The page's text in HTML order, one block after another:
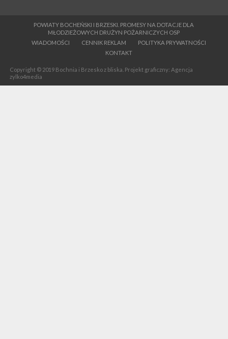
POWIATY BOCHEŃSKI I BRZESKI. PROMESY NA DOTACJE DLA
MŁODZIEŻOWYCH DRUŻYN POŻARNICZYCH OSP
WIADOMOŚCI
CENNIK REKLAM
POLITYKA PRYWATNOŚCI
KONTAKT
Copyright © 2019 Bochnia i Brzesko z bliska. Projekt graficzny: Agencja
zylko4media